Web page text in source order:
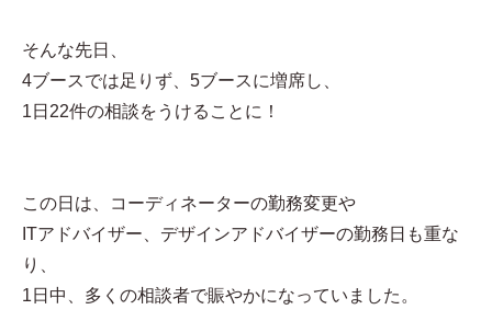
そんな先日、
4ブースでは足りず、5ブースに増席し、
1日22件の相談をうけることに！
この日は、コーディネーターの勤務変更や
ITアドバイザー、デザインアドバイザーの勤務日も重な
り、
1日中、多くの相談者で賑やかになっていました。